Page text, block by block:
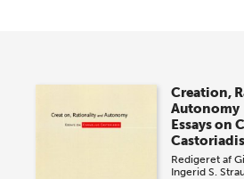
Creation,
Autonomy
Essays on
Castoriadis
Redigeret af
Ingerid S.